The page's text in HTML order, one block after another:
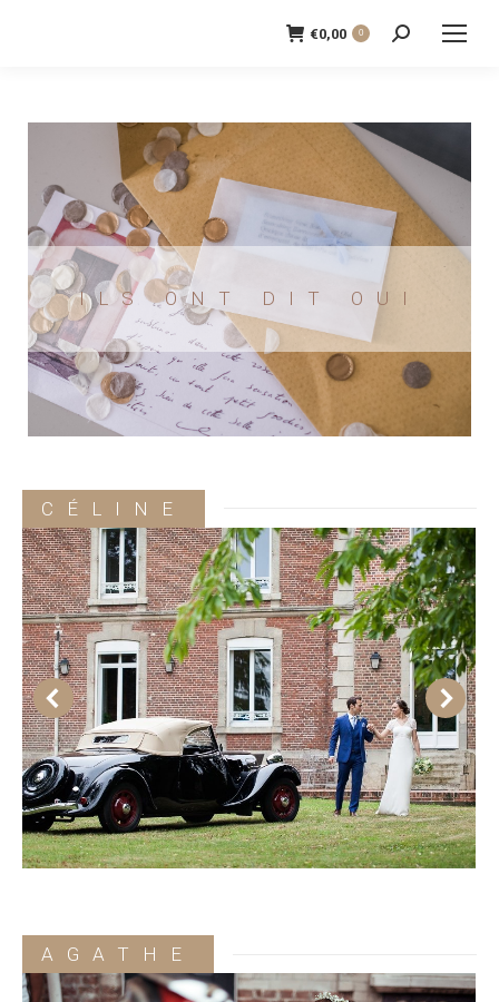
€0,00 0
Recherche
ILS ONT DIT OUI
CÉLINE
AGATHE